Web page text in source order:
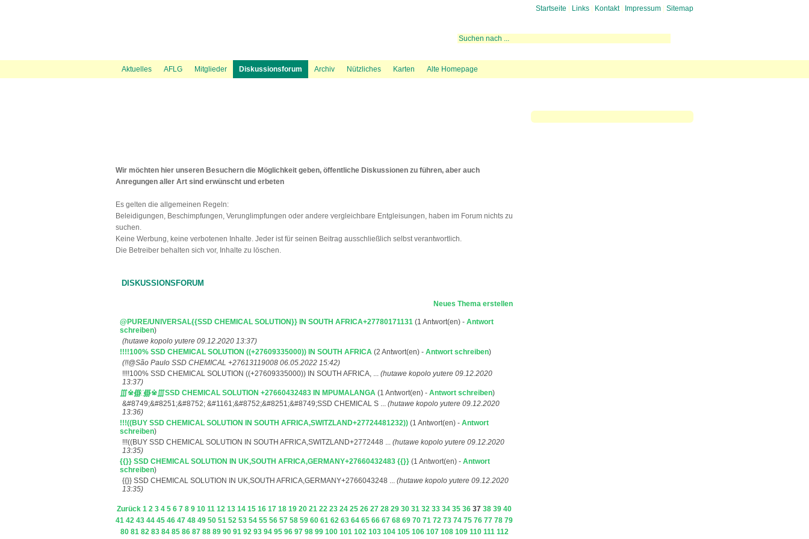
Startseite Links Kontakt| Impressum Sitemap
Aktuelles AFLG Mitglieder Diskussionsforum Archiv Nützliches Karten Alte Homepage
News Ticker UVP Verfahren Laufende rechtliche Aktivitäten
Über uns Information Gästebuch
UVP Unterlagen Amtshaftungsklage Mediation
Politik Presse Recht
Flugspuren Flugwetter Austrowetter Fluglärmmessung des DFLD Hintergrundinformation Beschwerde über Fluglaerm
Flugbeschränkungsgebiet Wien UVE Flugrouten Bevölkerungsdichte und Flugspuren Lärmteppiche Starts
Wir möchten hier unseren Besuchern die Möglichkeit geben, öffentliche Diskussionen zu führen, aber auch
Anregungen aller Art sind erwünscht und erbeten
Es gelten die allgemeinen Regeln:
Beleidigungen, Beschimpfungen, Verunglimpfungen oder andere vergleichbare Entgleisungen, haben im Forum nichts zu
suchen.
Keine Werbung, keine verbotenen Inhalte. Jeder ist für seinen Beitrag ausschließlich selbst verantwortlich.
Die Betreiber behalten sich vor, Inhalte zu löschen.
DISKUSSIONSFORUM
Neues Thema erstellen
@PURE/UNIVERSAL{{SSD CHEMICAL SOLUTION}} IN SOUTH AFRICA+27780171131 (1 Antwort(en) - Antwort
schreiben)
(hutawe kopolo yutere 09.12.2020 13:37)
!!!!100% SSD CHEMICAL SOLUTION ((+27609335000)) IN SOUTH AFRICA (2 Antwort(en) - Antwort schreiben)
(!!@São Paulo SSD CHEMICAL +27613119008 06.05.2022 15:42)
!!!!100% SSD CHEMICAL SOLUTION ((+27609335000)) IN SOUTH AFRICA, ... (hutawe kopolo yutere 09.12.2020
13:37)
∭※∰ ҉∰※∭SSD CHEMICAL SOLUTION +27660432483 IN MPUMALANGA (1 Antwort(en) - Antwort schreiben)
&#8749;&#8251;&#8752; &#1161;&#8752;&#8251;&#8749;SSD CHEMICAL S ... (hutawe kopolo yutere 09.12.2020
13:36)
!!!((BUY SSD CHEMICAL SOLUTION IN SOUTH AFRICA,SWITZLAND+27724481232)) (1 Antwort(en) - Antwort
schreiben)
!!!((BUY SSD CHEMICAL SOLUTION IN SOUTH AFRICA,SWITZLAND+2772448 ... (hutawe kopolo yutere 09.12.2020
13:35)
{{}} SSD CHEMICAL SOLUTION IN UK,SOUTH AFRICA,GERMANY+27660432483 {{}} (1 Antwort(en) - Antwort
schreiben)
{{}} SSD CHEMICAL SOLUTION IN UK,SOUTH AFRICA,GERMANY+2766043248 ... (hutawe kopolo yutere 09.12.2020
13:35)
Zurück 1 2 3 4 5 6 7 8 9 10 11 12 13 14 15 16 17 18 19 20 21 22 23 24 25 26 27 28 29 30 31 32 33 34 35 36 37 38 39 40
41 42 43 44 45 46 47 48 49 50 51 52 53 54 55 56 57 58 59 60 61 62 63 64 65 66 67 68 69 70 71 72 73 74 75 76 77 78 79
80 81 82 83 84 85 86 87 88 89 90 91 92 93 94 95 96 97 98 99 100 101 102 103 104 105 106 107 108 109 110 111 112